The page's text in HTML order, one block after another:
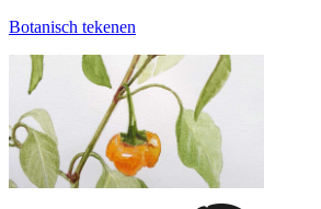
mee te doen, is het nog wel nodig een
website.
Op elke afdruk staan andere voorbeelden
een passende kunt kiezen:
Voorbeelden van creatieve workshops tot €28:
Botanisch tekenen